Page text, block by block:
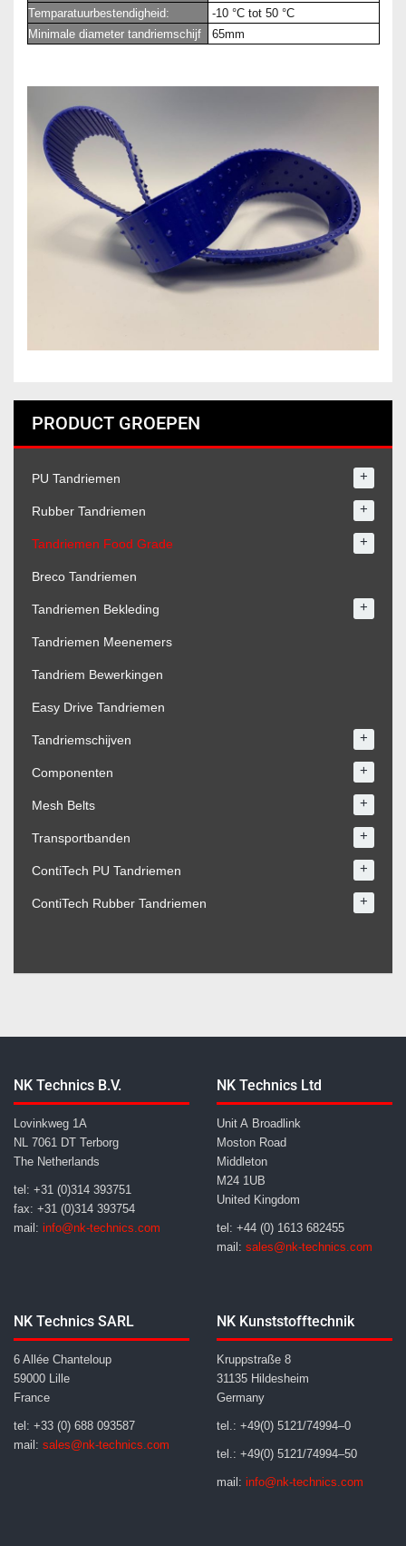
Temparatuurbestendigheid:
-10 °C tot 50 °C
Minimale diameter tandriemschijf
65mm
PRODUCT GROEPEN
PU Tandriemen +
Rubber Tandriemen +
Tandriemen Food Grade +
Breco Tandriemen
Tandriemen Bekleding +
Tandriemen Meenemers
Tandriem Bewerkingen
Easy Drive Tandriemen
Tandriemschijven +
Componenten +
Mesh Belts +
Transportbanden +
ContiTech PU Tandriemen +
ContiTech Rubber Tandriemen +
NK Technics B.V.
Lovinkweg 1A
NL 7061 DT Terborg
The Netherlands
tel: +31 (0)314 393751
fax: +31 (0)314 393754
mail: info@nk-technics.com
NK Technics Ltd
Unit A Broadlink
Moston Road
Middleton
M24 1UB
United Kingdom
tel: +44 (0) 1613 682455
mail: sales@nk-technics.com
NK Technics SARL
6 Allée Chanteloup
59000 Lille
France
tel: +33 (0) 688 093587
mail: sales@nk-technics.com
NK Kunststofftechnik
Kruppstraße 8
31135 Hildesheim
Germany
tel.: +49(0) 5121/74994–0
tel.: +49(0) 5121/74994–50
mail: info@nk-technics.com